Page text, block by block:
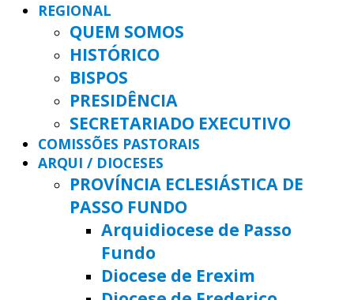
REGIONAL
QUEM SOMOS
HISTÓRICO
BISPOS
PRESIDÊNCIA
SECRETARIADO EXECUTIVO
COMISSÕES PASTORAIS
ARQUI / DIOCESES
PROVÍNCIA ECLESIÁSTICA DE
PASSO FUNDO
Arquidiocese de Passo
Fundo
Diocese de Erexim